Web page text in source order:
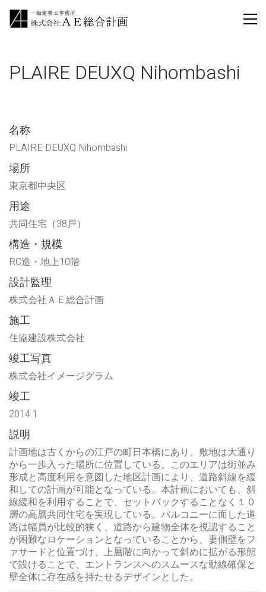
PLAIRE DEUXQ Nihombashi
名称
PLAIRE DEUXQ Nihombashi
場所
東京都中央区
用途
共同住宅（38戸）
構造・規模
RC造・地上10階
設計監理
株式会社ＡＥ総合計画
施工
住協建設株式会社
竣工写真
株式会社イメージグラム
竣工
2014.1
説明
計画地は古くからの江戸の町日本橋にあり、敷地は大通り
から一歩入った場所に位置している。このエリアは街並み
形成と高度利用を意図した地区計画により、道路斜線を緩
和しての計画が可能となっている。本計画においても、斜
線緩和を利用することで、セットバックすることなく１０
層の高層共同住宅を実現している。バルコニーに面した道
路は幅員が比較的狭く、道路から建物全体を視認すること
が困難なロケーションとなっていることから、妻側壁をフ
ァサードと位置づけ、上層階に向かって斜めに拡がる形態
で設けることで、エントランスへのスムースな動線確保と
壁全体に存在感を持たせるデザインとした。